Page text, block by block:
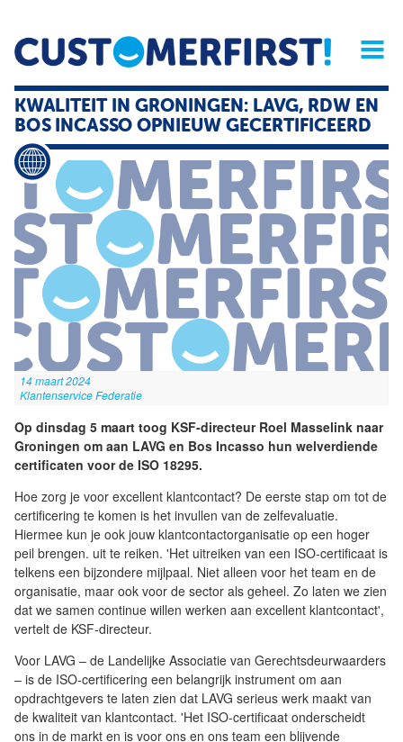
Home Opinie Archief
Magazine
Service
Buyers'Guide
KWALITEIT IN GRONINGEN: LAVG, RDW EN
BOS INCASSO OPNIEUW GECERTIFICEERD
14 maart 2024
Klantenservice Federatie
Op dinsdag 5 maart toog KSF-directeur Roel Masselink naar
Groningen om aan LAVG en Bos Incasso hun welverdiende
certificaten voor de ISO 18295.
Hoe zorg je voor excellent klantcontact? De eerste stap om tot de
certificering te komen is het invullen van de zelfevaluatie.
Hiermee kun je ook jouw klantcontactorganisatie op een hoger
peil brengen. uit te reiken. 'Het uitreiken van een ISO-certificaat is
telkens een bijzondere mijlpaal. Niet alleen voor het team en de
organisatie, maar ook voor de sector als geheel. Zo laten we zien
dat we samen continue willen werken aan excellent klantcontact',
vertelt de KSF-directeur.
Voor LAVG – de Landelijke Associatie van Gerechtsdeurwaarders
– is de ISO-certificering een belangrijk instrument om aan
opdrachtgevers te laten zien dat LAVG serieus werk maakt van
de kwaliteit van klantcontact. 'Het ISO-certificaat onderscheidt
ons in de markt en is voor ons en ons team een blijvende